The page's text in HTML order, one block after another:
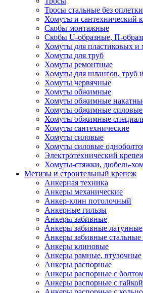
Тросы стальные без оплетки
Хомуты и сантехнический
Скобы монтажные
Скобы U-образные, П-
Хомуты для пластиковых и
Хомуты для труб
Хомуты ремонтные
Хомуты для шлангов, труб
Хомуты червячные
Хомуты обжимные
Хомуты обжимные
Хомуты обжимные
Хомуты обжимные
Хомуты сантехнические
Хомуты силовые
Хомуты силовые
Электротехнический
Хомуты-стяжки, дюбель-
Метизы и строительный крепеж
Анкерная техника
Анкеры механические
Анкер-клин потолочный
Анкерные гильзы
Анкеры забивные
Анкеры забивные латунные
Анкеры забивные
Анкеры клиновые
Анкеры рамные, втулочные
Анкеры распорные
Анкеры распорные с
Анкеры распорные с гайкой